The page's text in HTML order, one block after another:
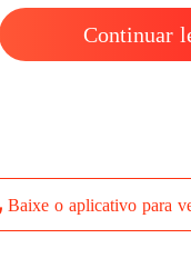
Continuar
Baixe o aplicativo para